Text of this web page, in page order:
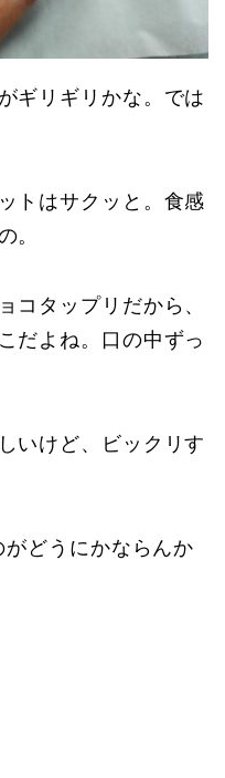
ギリギリかな。では
トはサクッと。食感
。
コタップリだから、
だよね。口の中ずっ
いけど、ビックリす
どうにかならんか